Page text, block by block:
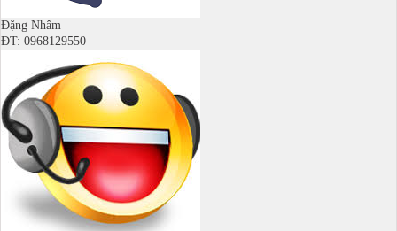
Đặng Nhâm
ĐT: 0968129550